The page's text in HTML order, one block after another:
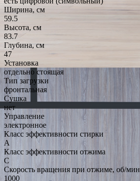
Ширина, см
59.5
Высота, см
83.7
Глубина, см
47
Установка
отдельно стоящая
Тип загрузки
фронтальная
Сушка
нет
Управление
электронное
Класс эффективности стирки
A
Класс эффективности отжима
C
Скорость вращения при отжиме, об/мин
1000